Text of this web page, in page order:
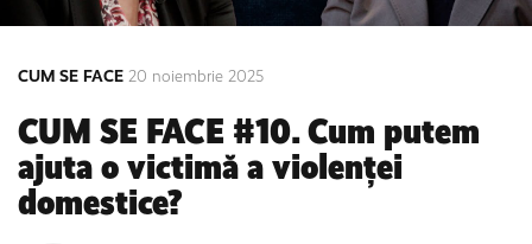
CUM SE FACE 20 noiembrie 2025
CUM SE FACE #10. Cum putem
ajuta o victimă a violenței
domestice?